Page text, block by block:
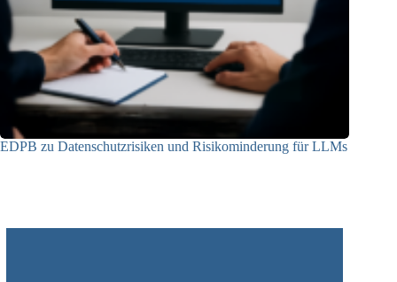
EDPB zu Datenschutzrisiken und Risikominderung für LLMs